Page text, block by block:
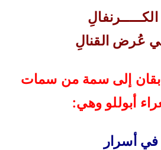
عُرض القنالِ
إلى سمة من سمات
أبوللو وهي:
في أسرار